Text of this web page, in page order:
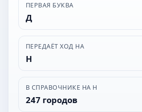
ПЕРВАЯ БУКВА
Д
ПЕРЕДАЁТ ХОД НА
Н
В СПРАВОЧНИКЕ НА Н
247 городов